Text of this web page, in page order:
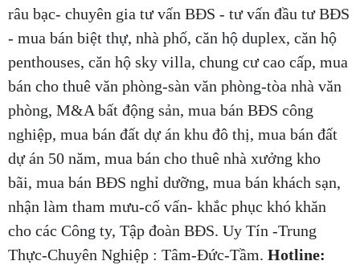
râu bạc- chuyên gia tư vấn BĐS - tư vấn đầu tư BĐS
- mua bán biệt thự, nhà phố, căn hộ duplex, căn hộ
penthouses, căn hộ sky villa, chung cư cao cấp, mua
bán cho thuê văn phòng-sàn văn phòng-tòa nhà văn
phòng, M&A bất động sản, mua bán BĐS công
nghiệp, mua bán đất dự án khu đô thị, mua bán đất
dự án 50 năm, mua bán cho thuê nhà xưởng kho
bãi, mua bán BĐS nghỉ dưỡng, mua bán khách sạn,
nhận làm tham mưu-cố vấn- khắc phục khó khăn
cho các Công ty, Tập đoàn BĐS. Uy Tín -Trung
Thực-Chuyên Nghiệp : Tâm-Đức-Tầm. Hotline: